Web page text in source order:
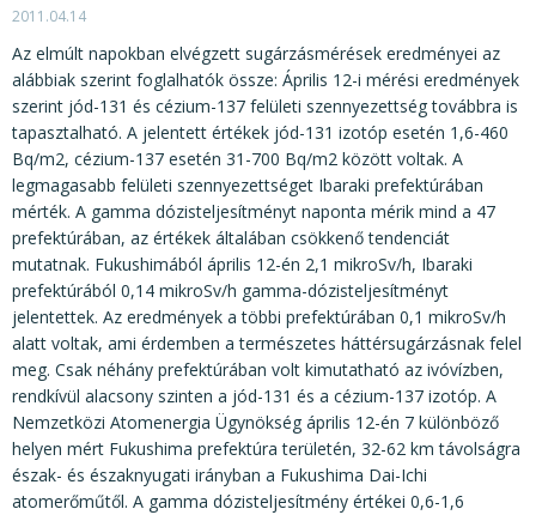
2011.04.14
Az elmúlt napokban elvégzett sugárzásmérések eredményei az
alábbiak szerint foglalhatók össze: Április 12-i mérési eredmények
szerint jód-131 és cézium-137 felületi szennyezettség továbbra is
tapasztalható. A jelentett értékek jód-131 izotóp esetén 1,6-460
Bq/m2, cézium-137 esetén 31-700 Bq/m2 között voltak. A
legmagasabb felületi szennyezettséget Ibaraki prefektúrában
mérték. A gamma dózisteljesítményt naponta mérik mind a 47
prefektúrában, az értékek általában csökkenő tendenciát
mutatnak. Fukushimából április 12-én 2,1 mikroSv/h, Ibaraki
prefektúrából 0,14 mikroSv/h gamma-dózisteljesítményt
jelentettek. Az eredmények a többi prefektúrában 0,1 mikroSv/h
alatt voltak, ami érdemben a természetes háttérsugárzásnak felel
meg. Csak néhány prefektúrában volt kimutatható az ivóvízben,
rendkívül alacsony szinten a jód-131 és a cézium-137 izotóp. A
Nemzetközi Atomenergia Ügynökség április 12-én 7 különböző
helyen mért Fukushima prefektúra területén, 32-62 km távolságra
észak- és északnyugati irányban a Fukushima Dai-Ichi
atomerőműtől. A gamma dózisteljesítmény értékei 0,6-1,6